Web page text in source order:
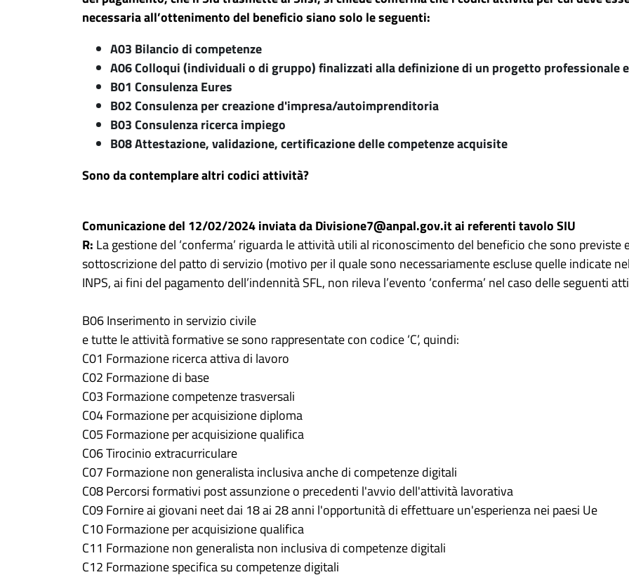
necessaria all’ottenimento del beneficio siano solo le seguenti:
A03 Bilancio di competenze
A06 Colloqui (individuali o di gruppo) finalizzati alla definizione di un progetto professionale
B01 Consulenza Eures
B02 Consulenza per creazione d'impresa/autoimprenditoria
B03 Consulenza ricerca impiego
B08 Attestazione, validazione, certificazione delle competenze acquisite
Sono da contemplare altri codici attività?
Comunicazione del 12/02/2024 inviata da Divisione7@anpal.gov.it ai referenti tavolo SIU
R: La gestione del ‘conferma’ riguarda le attività utili al riconoscimento del beneficio che sono
sottoscrizione del patto di servizio (motivo per il quale sono necessariamente escluse quelle indicate
INPS, ai fini del pagamento dell’indennità SFL, non rileva l’evento ‘conferma’ nel caso delle seguenti
B06 Inserimento in servizio civile
e tutte le attività formative se sono rappresentate con codice ‘C’, quindi:
C01 Formazione ricerca attiva di lavoro
C02 Formazione di base
C03 Formazione competenze trasversali
C04 Formazione per acquisizione diploma
C05 Formazione per acquisizione qualifica
C06 Tirocinio extracurriculare
C07 Formazione non generalista inclusiva anche di competenze digitali
C08 Percorsi formativi post assunzione o precedenti l'avvio dell'attività lavorativa
C09 Fornire ai giovani neet dai 18 ai 28 anni l'opportunità di effettuare un'esperienza nei paesi Ue
C10 Formazione per acquisizione qualifica
C11 Formazione non generalista non inclusiva di competenze digitali
C12 Formazione specifica su competenze digitali